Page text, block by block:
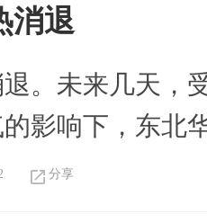
消退
。未来几天，
影响下，东北
分享